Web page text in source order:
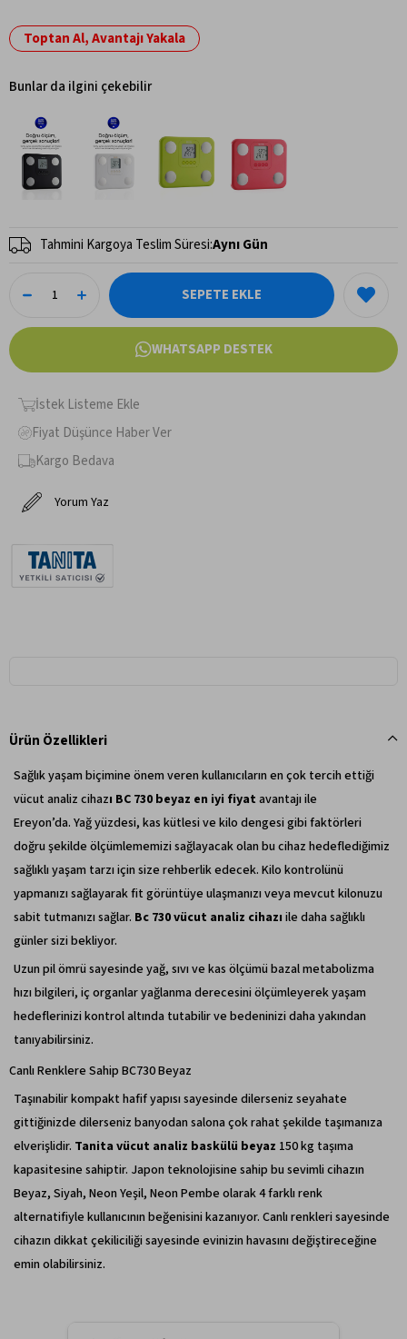
Toptan Al, Avantajı Yakala
Bunlar da ilgini çekebilir
Tahmini Kargoya Teslim Süresi:Aynı Gün
WHATSAPP DESTEK
İstek Listeme Ekle
Fiyat Düşünce Haber Ver
Kargo Bedava
Yorum Yaz
Ürün Özellikleri
Sağlık yaşam biçimine önem veren kullanıcıların en çok tercih ettiği
vücut analiz cihazı BC 730 beyaz en iyi fiyat avantajı ile
Ereyon’da. Yağ yüzdesi, kas kütlesi ve kilo dengesi gibi faktörleri
doğru şekilde ölçümlememizi sağlayacak olan bu cihaz hedeflediğimiz
sağlıklı yaşam tarzı için size rehberlik edecek. Kilo kontrolünü
yapmanızı sağlayarak fit görüntüye ulaşmanızı veya mevcut kilonuzu
sabit tutmanızı sağlar. Bc 730 vücut analiz cihazı ile daha sağlıklı
günler sizi bekliyor.
Uzun pil ömrü sayesinde yağ, sıvı ve kas ölçümü bazal metabolizma
hızı bilgileri, iç organlar yağlanma derecesini ölçümleyerek yaşam
hedeflerinizi kontrol altında tutabilir ve bedeninizi daha yakından
tanıyabilirsiniz.
Canlı Renklere Sahip BC730 Beyaz
Taşınabilir kompakt hafif yapısı sayesinde dilerseniz seyahate
gittiğinizde dilerseniz banyodan salona çok rahat şekilde taşımanıza
elverişlidir. Tanita vücut analiz baskülü beyaz 150 kg taşıma
kapasitesine sahiptir. Japon teknolojisine sahip bu sevimli cihazın
Beyaz, Siyah, Neon Yeşil, Neon Pembe olarak 4 farklı renk
alternatifiyle kullanıcının beğenisini kazanıyor. Canlı renkleri sayesinde
cihazın dikkat çekiliciliği sayesinde evinizin havasını değiştireceğine
emin olabilirsiniz.